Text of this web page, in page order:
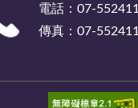
電話：07-
傳真：07-